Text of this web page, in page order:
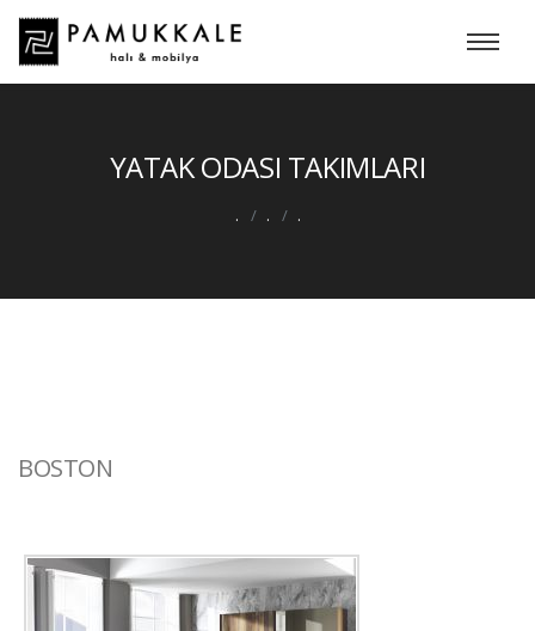
YATAK ODASI TAKIMLARI
. . .
BOSTON